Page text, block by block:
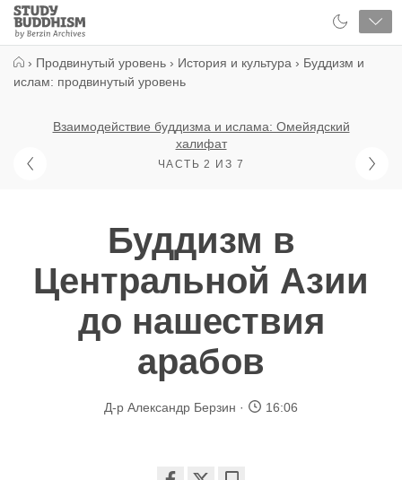
Close
Study
Buddhism
› Продвинутый уровень › История и культура › Буддизм и
ислам: продвинутый уровень
Взаимодействие буддизма и ислама: Омейядский
халифат
ЧАСТЬ 2 ИЗ 7
Буддизм в
Центральной Азии
до нашествия
арабов
Д-р Александр Берзин 16:06